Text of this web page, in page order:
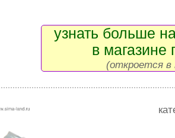
узнать больше
в магазине
(откроется в